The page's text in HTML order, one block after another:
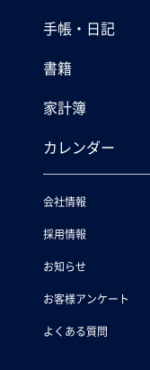
手帳・日記
書籍
家計簿
カレンダー
会社情報
採用情報
お知らせ
お客様アンケート
よくある質問